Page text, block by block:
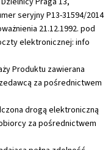
seryjny P13-31594/2014
21.12.1992. pod
elektronicznej: info
Produktu zawierana
za pośrednictwem
drogą elektroniczną
za pośrednictwem